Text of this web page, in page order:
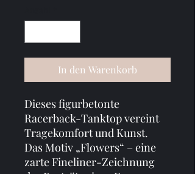
In den Warenkorb
Dieses figurbetonte
Racerback-Tanktop vereint
Tragekomfort und Kunst.
Das Motiv „Flowers“ – eine
zarte Fineliner-Zeichnung